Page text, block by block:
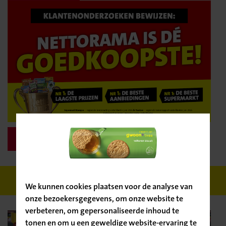
We kunnen cookies plaatsen voor de analyse van
onze bezoekersgegevens, om onze website te
verbeteren, om gepersonaliseerde inhoud te
tonen en om u een geweldige website-ervaring te
WIJ BLIJVENGOEDKOOP
Bevestig